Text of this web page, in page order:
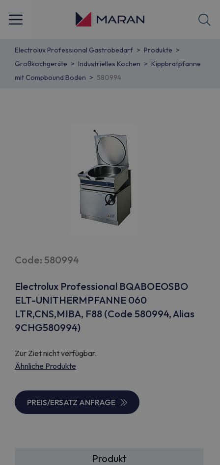
Electrolux Professional Gastrobedarf
Produkte
Großkochgeräte
Industrielles Kochen
Kippbratpfanne
mit Compbound Boden
580994
Code: 580994
Electrolux Professional BQABOEOSBO
ELT-UNITHERMPFANNE 060
LTR,CNS,MIBA, F88 (Code 580994, Alias
9CHG580994)
Zur Ziet nicht verfügbar.
Ähnliche Produkte
PREIS/ERSATZ ANFRAGE
Produkt